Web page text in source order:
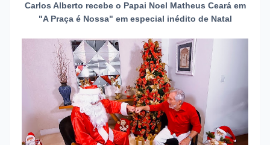
Carlos Alberto recebe o Papai Noel Matheus Ceará em
"A Praça é Nossa" em especial inédito de Natal